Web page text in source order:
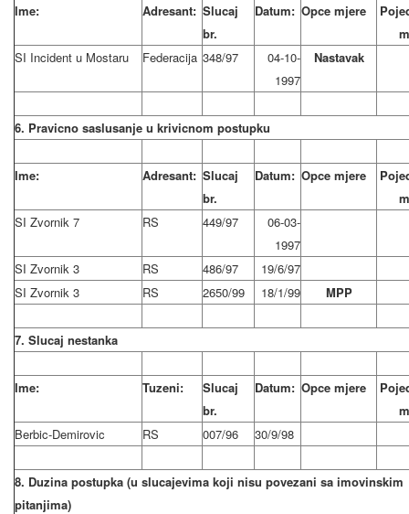
Ime: Adresant: Slucaj
br.
Datum: Opce mjere
SI Incident u Mostaru
Federacija 348/97
04-10-
1997
Nastavak
6. Pravicno saslusanje u krivicnom postupku
Ime: Adresant: Slucaj
br.
Datum: Opce mjere
SI Zvornik 7
RS 449/97
06-03-
1997
SI Zvornik 3
RS 486/97
19/6/97
SI Zvornik 3
RS 2650/99 18/1/99 MPP
7. Slucaj nestanka
Ime: Tuzeni:
Slucaj
br.
Datum: Opce mjere
Berbic-Demirovic
RS 007/96 30/9/98
8. Duzina postupka (u slucajevima koji nisu povezani sa imovinskim
pitanjima)